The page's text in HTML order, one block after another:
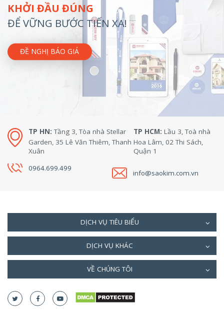
KHỞI ĐẦU ĐÚNG
ĐỂ VỮNG BƯỚC TIẾN XA!
ĐỀ NGHỊ BÁO GIÁ
TP HN: Tầng 3, Tòa nhà Stellar
Garden, 35 Lê Văn Thiêm, Thanh
Xuân
TP HCM: Lầu 3, Toà nhà
Hoa Lâm, 02 Thi Sách,
Quận 1
0964.699.499
info@saokim.com.vn
DỊCH VỤ TIÊU BIỂU
DỊCH VỤ KHÁC
VỀ CHÚNG TÔI